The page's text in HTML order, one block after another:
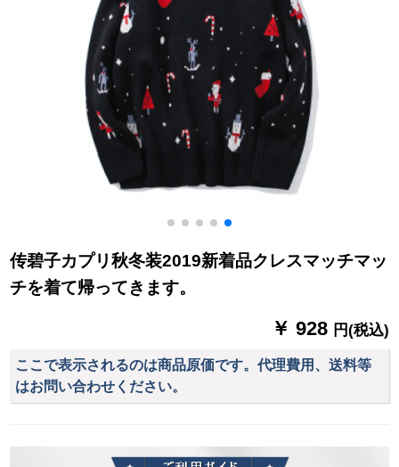
传碧子カプリ秋冬装2019新着品クレスマッチマッ
チを着て帰ってきます。
￥ 928 円(税込)
ここで表示されるのは商品原価です。代理費用、送料等
はお問い合わせください。